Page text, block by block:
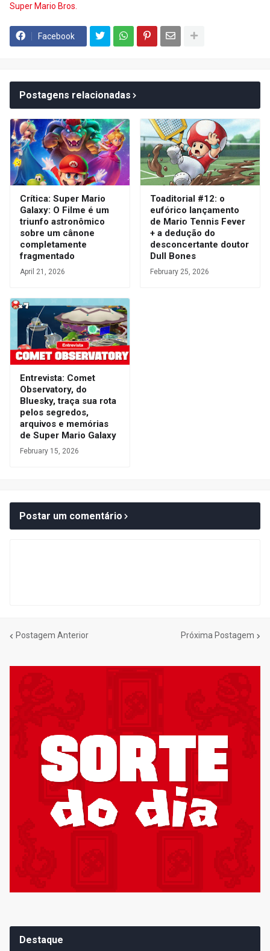
Super Mario Bros.
Facebook
Postagens relacionadas
Crítica: Super Mario
Galaxy: O Filme é um
triunfo astronômico
sobre um cânone
completamente
fragmentado
April 21, 2026
Toaditorial #12: o
eufórico lançamento
de Mario Tennis Fever
+ a dedução do
desconcertante doutor
Dull Bones
February 25, 2026
Entrevista: Comet
Observatory, do
Bluesky, traça sua rota
pelos segredos,
arquivos e memórias
de Super Mario Galaxy
February 15, 2026
Postar um comentário
Postagem Anterior Próxima Postagem
Destaque